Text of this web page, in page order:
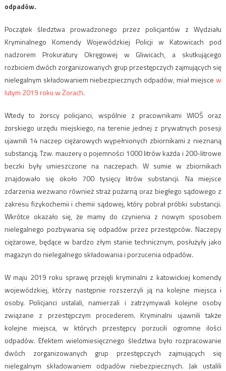
odpadów.
Początek śledztwa prowadzonego przez policjantów z Wydziału
Kryminalnego Komendy Wojewódzkiej Policji w Katowicach pod
nadzorem Prokuratury Okręgowej w Gliwicach, a skutkującego
rozbiciem dwóch zorganizowanych grup przestępczych zajmujących się
nielegalnym składowaniem niebezpiecznych odpadów, miał miejscew
lutym 2019 roku w Żorach.
Wtedy to żorscy policjanci, wspólnie z pracownikami WIOŚ oraz
żorskiego urzędu miejskiego, na terenie jednej z prywatnych posesji
ujawnili 14 naczep ciężarowych wypełnionych zbiornikami z nieznaną
substancją. Tzw. mauzery o pojemności 1000 litrów każda i 200-litrowe
beczki były umieszczone na naczepach. W sumie w zbiornikach
znajdowało się około 700 tysięcy litrów substancji. Na miejsce
zdarzenia wezwano również straż pożarną oraz biegłego sądowego z
zakresu fizykochemii i chemii sądowej, który pobrał próbki substancji.
Wkrótce okazało się, że mamy do czynienia z nowym sposobem
nielegalnego pozbywania się odpadów przez przestępców. Naczepy
ciężarowe, będące w bardzo złym stanie technicznym, posłużyły jako
magazyn do nielegalnego składowania i porzucenia odpadów.
W maju 2019 roku sprawę przejęli kryminalni z katowickiej komendy
wojewódzkiej, którzy następnie rozszerzyli ją na kolejne miejsca i
osoby. Policjanci ustalali, namierzali i zatrzymywali kolejne osoby
związane z przestępczym procederem. Kryminalni ujawnili także
kolejne miejsca, w których przestępcy porzucili ogromne ilości
odpadów. Efektem wielomiesięcznego śledztwa było rozpracowanie
dwóch zorganizowanych grup przestępczych zajmujących się
nielegalnym składowaniem odpadów niebezpiecznych. Jak ustalili